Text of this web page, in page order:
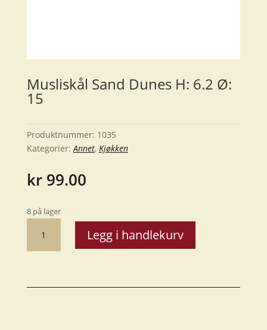
Musliskål Sand Dunes H: 6.2 Ø:
15
Produktnummer: 1035
Kategorier:Annet, Kjøkken
kr99.00
8 på lager
Sand
Dunes
Legg i handlekurv